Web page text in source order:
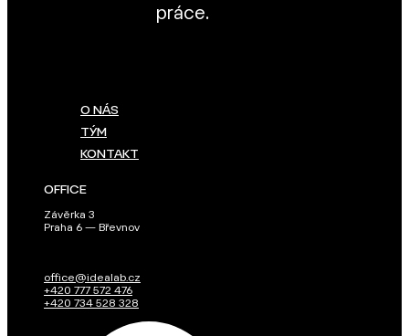
práce.
O NÁS
TÝM
KONTAKT
OFFICE
Závěrka 3
Praha 6 — Břevnov
office@idealab.cz
+420 777 572 476
+420 734 528 328